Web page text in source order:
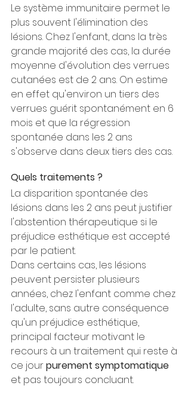
Le système immunitaire permet le
plus souvent l'élimination des
lésions. Chez l'enfant, dans la très
grande majorité des cas, la durée
moyenne d'évolution des verrues
cutanées est de 2 ans. On estime
en effet qu'environ un tiers des
verrues guérit spontanément en 6
mois et que la régression
spontanée dans les 2 ans
s'observe dans deux tiers des cas.
Quels traitements ?
La disparition spontanée des
lésions dans les 2 ans peut justifier
l'abstention thérapeutique si le
préjudice esthétique est accepté
par le patient.
Dans certains cas, les lésions
peuvent persister plusieurs
années, chez l'enfant comme chez
l'adulte, sans autre conséquence
qu'un préjudice esthétique,
principal facteur motivant le
recours à un traitement qui reste à
ce jour purement symptomatique
et pas toujours concluant.